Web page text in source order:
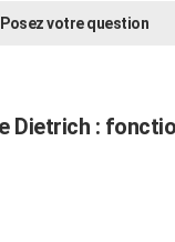
Posez votre question
Dietrich :